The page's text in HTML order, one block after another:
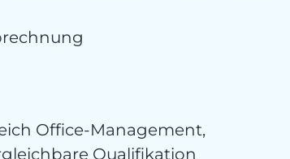
Office-Management,
Qualifikation